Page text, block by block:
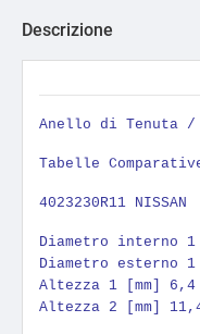
Descrizione
Anello di Tenuta /
Tabelle
4023230R11 NISSAN
Diametro interno 1
Diametro esterno 1
Altezza 1 [mm] 6,4
Altezza 2 [mm]